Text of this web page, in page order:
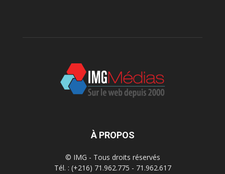
À PROPOS
© IMG - Tous droits réservés
Tél. : (+216) 71.962.775 - 71.962.617